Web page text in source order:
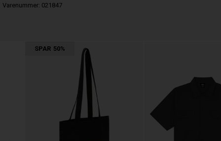
Varenummer: 021847
SPAR 50%